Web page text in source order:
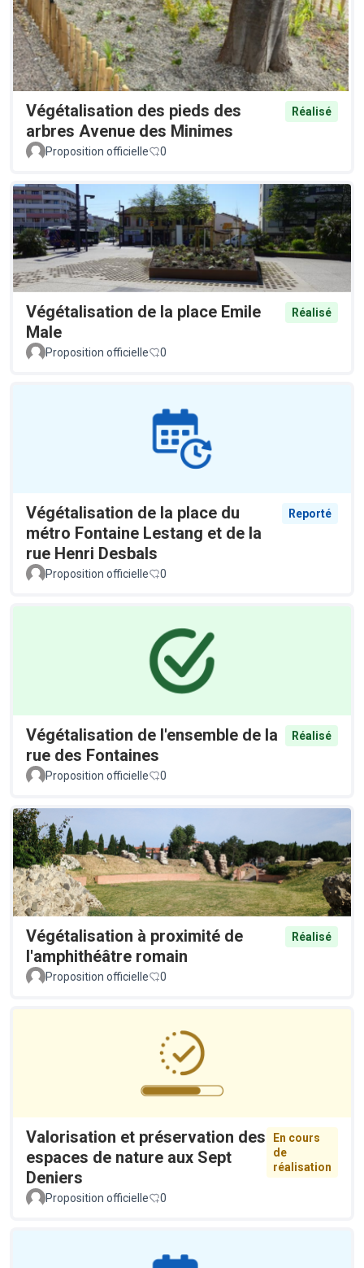
Végétalisation des pieds des
arbres Avenue des Minimes
Réalisé
Proposition officielle 0
Végétalisation de la place Emile
Male
Réalisé
Proposition officielle 0
Végétalisation de la place du
métro Fontaine Lestang et de la
rue Henri Desbals
Reporté
Proposition officielle 0
Végétalisation de l'ensemble de la
rue des Fontaines
Réalisé
Proposition officielle 0
Végétalisation à proximité de
l'amphithéâtre romain
Réalisé
Proposition officielle 0
Valorisation et préservation des
espaces de nature aux Sept
Deniers
En cours
de
réalisation
Proposition officielle 0